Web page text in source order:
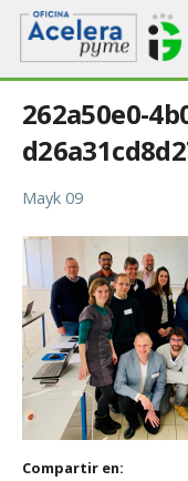
262a50e0-
Mayk 09
Compartir en: